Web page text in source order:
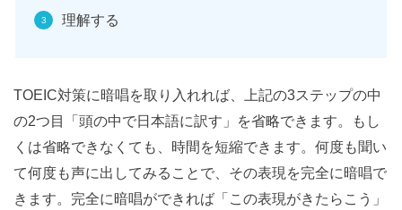
理解する
TOEIC対策に暗唱を取り入れれば、上記の3ステップの中
の2つ目「頭の中で日本語に訳す」を省略できます。もし
くは省略できなくても、時間を短縮できます。何度も聞い
て何度も声に出してみることで、その表現を完全に暗唱で
きます。完全に暗唱ができれば「この表現がきたらこう」